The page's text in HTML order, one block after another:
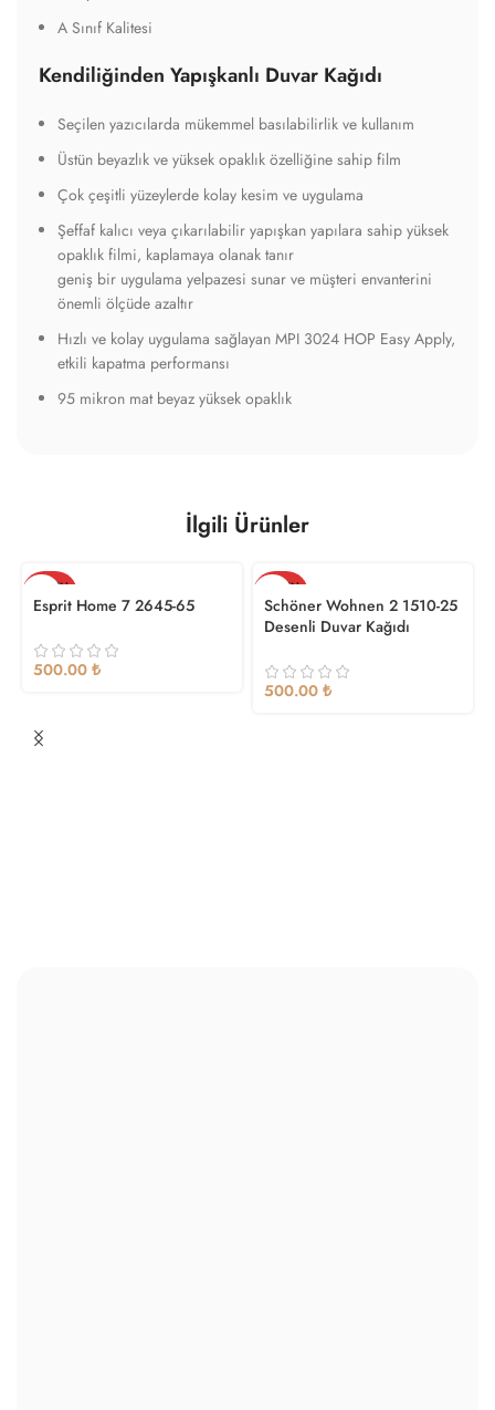
A Sınıf Kalitesi
Kendiliğinden Yapışkanlı Duvar Kağıdı
Seçilen yazıcılarda mükemmel basılabilirlik ve kullanım
Üstün beyazlık ve yüksek opaklık özelliğine sahip film
Çok çeşitli yüzeylerde kolay kesim ve uygulama
Şeffaf kalıcı veya çıkarılabilir yapışkan yapılara sahip yüksek
opaklık filmi, kaplamaya olanak tanır
geniş bir uygulama yelpazesi sunar ve müşteri envanterini
önemli ölçüde azaltır
Hızlı ve kolay uygulama sağlayan MPI 3024 HOP Easy Apply,
etkili kapatma performansı
95 mikron mat beyaz yüksek opaklık
İlgili Ürünler
TÜKEN
DI
Esprit Home 7 2645-65
₺
TÜKEN
DI
Schöner Wohnen 2 1510-25
Desenli Duvar Kağıdı
₺